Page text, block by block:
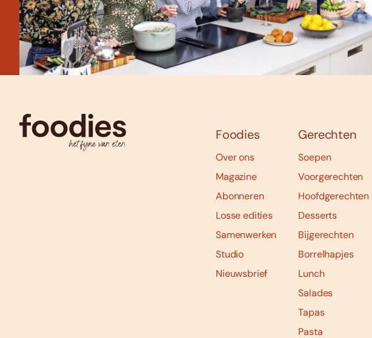
Foodies
Over ons
Magazine
Abonneren
Losse edities
Samenwerken
Studio
Nieuwsbrief
Gerechten
Soepen
Voorgerechten
Hoofdgerechten
Desserts
Bijgerechten
Borrelhapjes
Lunch
Salades
Tapas
Pasta